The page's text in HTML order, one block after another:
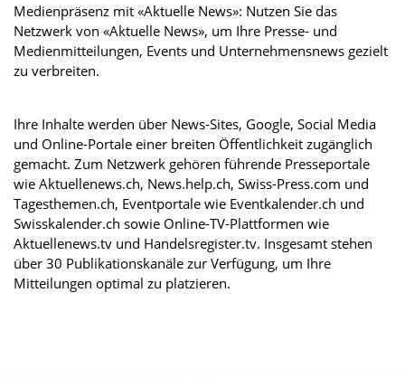
Medienpräsenz mit «Aktuelle News»: Nutzen Sie das
Netzwerk von «Aktuelle News», um Ihre Presse- und
Medienmitteilungen, Events und Unternehmensnews gezielt
zu verbreiten.
Ihre Inhalte werden über News-Sites, Google, Social Media
und Online-Portale einer breiten Öffentlichkeit zugänglich
gemacht. Zum Netzwerk gehören führende Presseportale
wie Aktuellenews.ch, News.help.ch, Swiss-Press.com und
Tagesthemen.ch, Eventportale wie Eventkalender.ch und
Swisskalender.ch sowie Online-TV-Plattformen wie
Aktuellenews.tv und Handelsregister.tv. Insgesamt stehen
über 30 Publikationskanäle zur Verfügung, um Ihre
Mitteilungen optimal zu platzieren.